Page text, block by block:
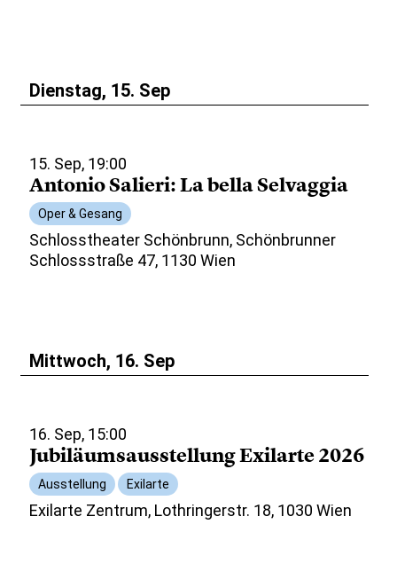
Dienstag, 15. Sep
15. Sep, 19:00
Antonio Salieri: La bella Selvaggia
Oper & Gesang
Schlosstheater Schönbrunn, Schönbrunner
Schlossstraße 47, 1130 Wien
Mittwoch, 16. Sep
16. Sep, 15:00
Jubiläumsausstellung Exilarte 2026
Ausstellung Exilarte
Exilarte Zentrum, Lothringerstr. 18, 1030 Wien